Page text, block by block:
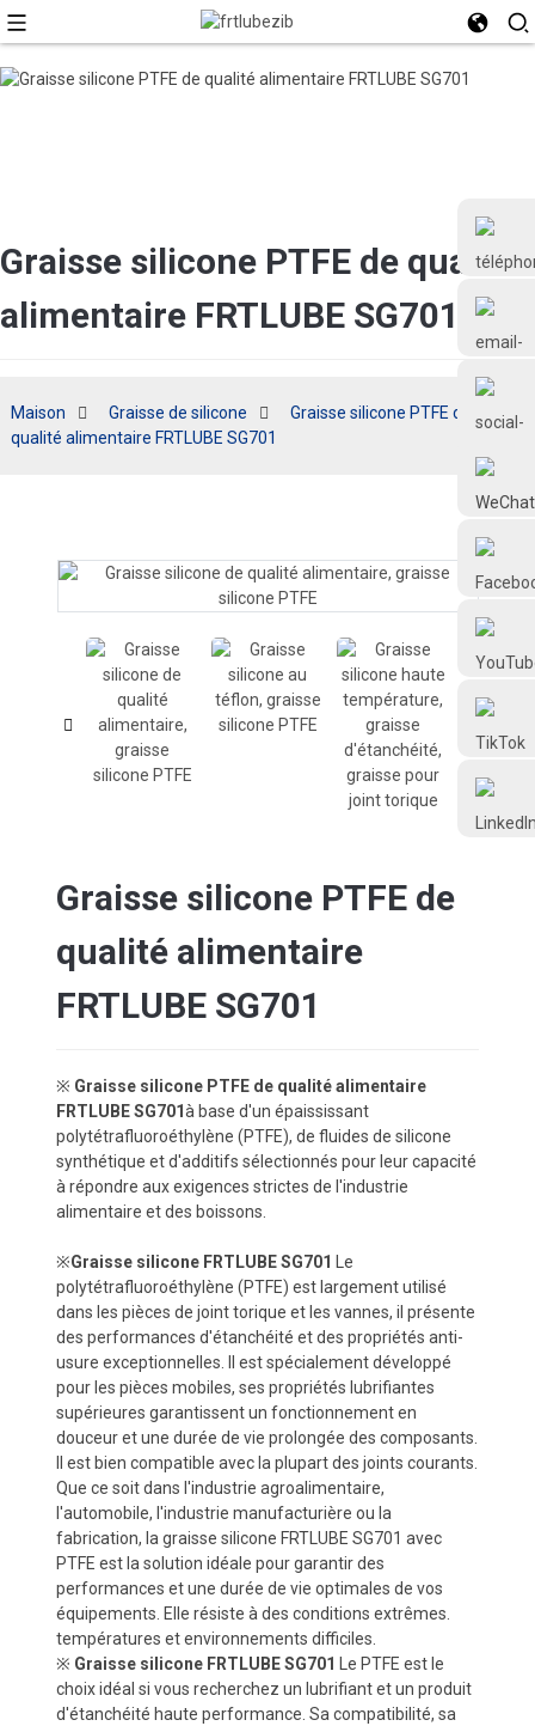
@FRTLUBE8
@FRTLUBE8
Graisse silicone PTFE de qualité
alimentaire FRTLUBE SG701
Maison Graisse de silicone
Graisse silicone PTFE de
qualité alimentaire FRTLUBE SG701
Graisse silicone PTFE de
qualité alimentaire
FRTLUBE SG701
※ Graisse silicone PTFE de qualité alimentaire
FRTLUBE SG701à base d'un épaississant
polytétrafluoroéthylène (PTFE), de fluides de silicone
synthétique et d'additifs sélectionnés pour leur capacité
à répondre aux exigences strictes de l'industrie
alimentaire et des boissons.
※Graisse silicone FRTLUBE SG701
Le
polytétrafluoroéthylène (PTFE) est largement utilisé
dans les pièces de joint torique et les vannes, il présente
des performances d'étanchéité et des propriétés anti-
usure exceptionnelles. Il est spécialement développé
pour les pièces mobiles, ses propriétés lubrifiantes
supérieures garantissent un fonctionnement en
douceur et une durée de vie prolongée des composants.
Il est bien compatible avec la plupart des joints courants.
Que ce soit dans l'industrie agroalimentaire,
l'automobile, l'industrie manufacturière ou la
fabrication, la graisse silicone FRTLUBE SG701 avec
PTFE est la solution idéale pour garantir des
performances et une durée de vie optimales de vos
équipements. Elle résiste à des conditions extrêmes.
températures et environnements difficiles.
※ Graisse silicone FRTLUBE SG701
Le PTFE est le
choix idéal si vous recherchez un lubrifiant et un produit
d'étanchéité haute performance. Sa compatibilité, sa